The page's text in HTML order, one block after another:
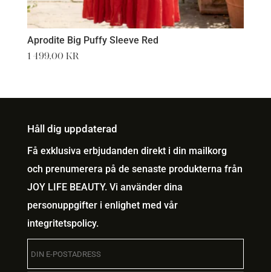
Aprodite Big Puffy Sleeve Red
1 499,00 kr
Håll dig uppdaterad
Få exklusiva erbjudanden direkt i din mailkorg
och prenumerera på de senaste produkterna från
JOY LIFE BEAUTY. Vi använder dina
personuppgifter i enlighet med vår
integritetspolicy.